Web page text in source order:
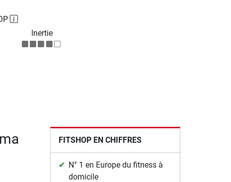
Inertie
FITSHOP EN CHIFFRES
N° 1 en Europe du fitness à
domicile